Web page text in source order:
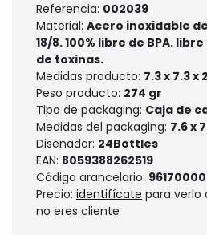
Referencia: 002039
Material: Acero inoxidable
18/8. 100% libre de BPA.
de toxinas.
Medidas producto: 7.3 x 7.3 x
Peso producto: 274 gr
Tipo de packaging: Caja de
Medidas del packaging: 7.6 x
Diseñador: 24Bottles
EAN: 8059388262519
Código arancelario: 96170000
Precio: identifícate para verlo
no eres cliente